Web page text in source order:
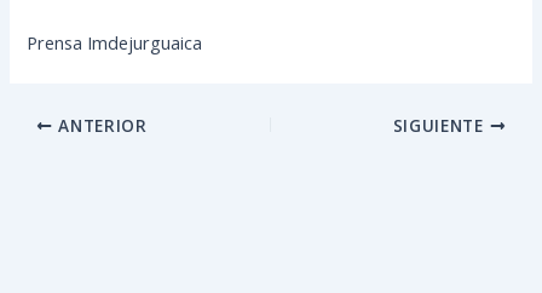
Prensa Imdejurguaica
ANTERIOR SIGUIENTE